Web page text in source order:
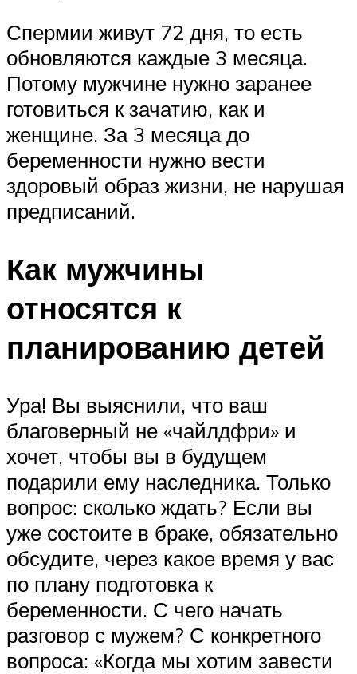
Спермии живут 72 дня, то есть
обновляются каждые 3 месяца.
Потому мужчине нужно заранее
готовиться к зачатию, как и
женщине. За 3 месяца до
беременности нужно вести
здоровый образ жизни, не нарушая
предписаний.
Как мужчины
относятся к
планированию детей
Ура! Вы выяснили, что ваш
благоверный не «чайлдфри» и
хочет, чтобы вы в будущем
подарили ему наследника. Только
вопрос: сколько ждать? Если вы
уже состоите в браке, обязательно
обсудите, через какое время у вас
по плану подготовка к
беременности. С чего начать
разговор с мужем? С конкретного
вопроса: «Когда мы хотим завести